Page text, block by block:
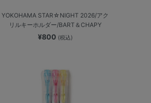
YOKOHAMA STAR☆NIGHT 2026/アク
リルキーホルダー/BART＆CHAPY
¥800 (税込)